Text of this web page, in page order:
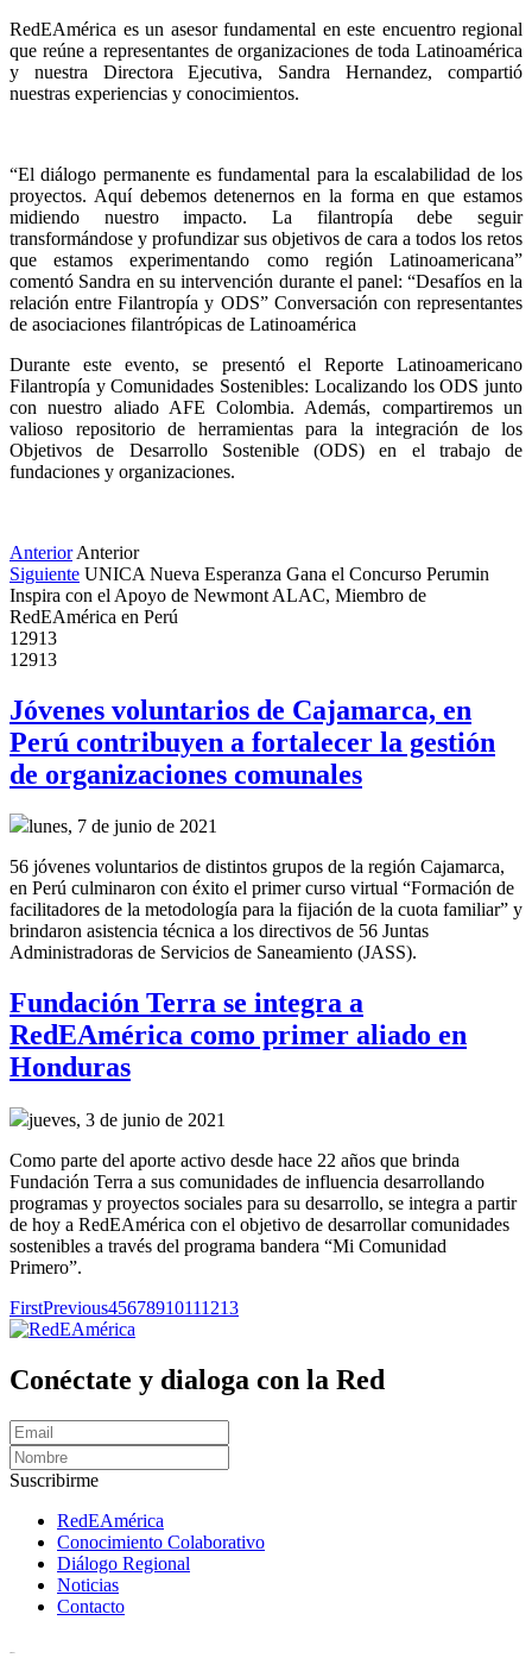
RedEAmérica es un asesor fundamental en este encuentro regional
que reúne a representantes de organizaciones de toda Latinoamérica
y nuestra Directora Ejecutiva, Sandra Hernandez, compartió
nuestras experiencias y conocimientos.
“El diálogo permanente es fundamental para la escalabilidad de los
proyectos. Aquí debemos detenernos en la forma en que estamos
midiendo nuestro impacto. La filantropía debe seguir
transformándose y profundizar sus objetivos de cara a todos los retos
que estamos experimentando como región Latinoamericana”
comentó Sandra en su intervención durante el panel: “Desafíos en la
relación entre Filantropía y ODS” Conversación con representantes
de asociaciones filantrópicas de Latinoamérica
Durante este evento, se presentó el Reporte Latinoamericano
Filantropía y Comunidades Sostenibles: Localizando los ODS junto
con nuestro aliado AFE Colombia. Además, compartiremos un
valioso repositorio de herramientas para la integración de los
Objetivos de Desarrollo Sostenible (ODS) en el trabajo de
fundaciones y organizaciones.
Anterior Anterior
Siguiente UNICA Nueva Esperanza Gana el Concurso Perumin
Inspira con el Apoyo de Newmont ALAC, Miembro de
RedEAmérica en Perú
12913
12913
Jóvenes voluntarios de Cajamarca, en
Perú contribuyen a fortalecer la gestión
de organizaciones comunales
lunes, 7 de junio de 2021
56 jóvenes voluntarios de distintos grupos de la región Cajamarca,
en Perú culminaron con éxito el primer curso virtual “Formación de
facilitadores de la metodología para la fijación de la cuota familiar” y
brindaron asistencia técnica a los directivos de 56 Juntas
Administradoras de Servicios de Saneamiento (JASS).
Fundación Terra se integra a
RedEAmérica como primer aliado en
Honduras
jueves, 3 de junio de 2021
Como parte del aporte activo desde hace 22 años que brinda
Fundación Terra a sus comunidades de influencia desarrollando
programas y proyectos sociales para su desarrollo, se integra a partir
de hoy a RedEAmérica con el objetivo de desarrollar comunidades
sostenibles a través del programa bandera “Mi Comunidad
Primero”.
FirstPrevious45678910111213
Conéctate y dialoga con la Red
Suscribirme
RedEAmérica
Conocimiento Colaborativo
Diálogo Regional
Noticias
Contacto